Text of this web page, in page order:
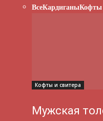
ВсеКардиганыКофты
Кофты и свитера
Мужская